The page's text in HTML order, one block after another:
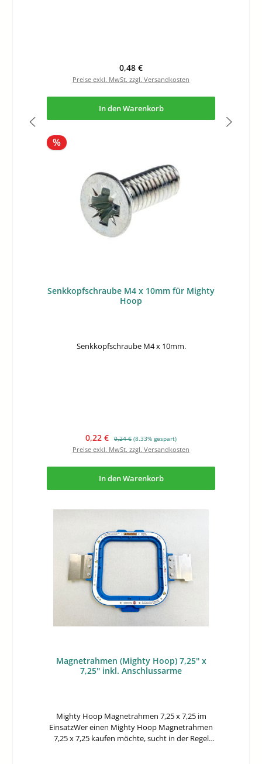
Regulärer Preis:
0,48 €
Preise exkl. MwSt. zzgl. Versandkosten
In den Warenkorb
%Rabatt
Senkkopfschraube M4 x 10mm für Mighty
Hoop
Senkkopfschraube M4 x 10mm.
Verkaufspreis:
0,22 € Regulärer Preis:
0,24 € (8.33% gespart)
Preise exkl. MwSt. zzgl. Versandkosten
In den Warenkorb
Magnetrahmen (Mighty Hoop) 7,25'' x
7,25'' inkl. Anschlussarme
Mighty Hoop Magnetrahmen 7,25 x 7,25 im
EinsatzWer einen Mighty Hoop Magnetrahmen
7,25 x 7,25 kaufen möchte, sucht in der Regel